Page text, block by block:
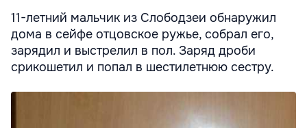
11-летний мальчик из Слободзеи обнаружил
дома в сейфе отцовское ружье, собрал его,
зарядил и выстрелил в пол. Заряд дроби
срикошетил и попал в шестилетнюю сестру.